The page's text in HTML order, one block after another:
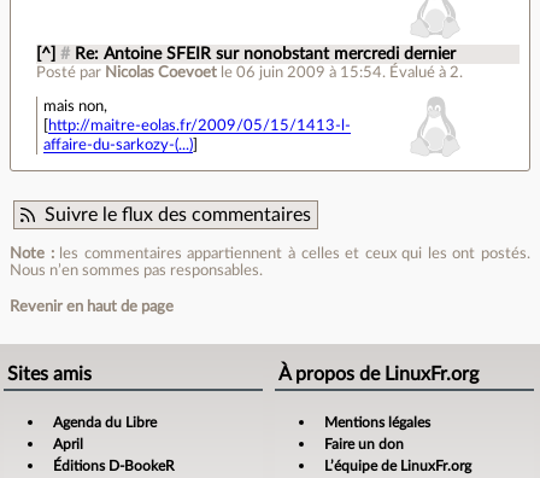
[^] # Re: Antoine SFEIR sur nonobstant mercredi dernier
Posté par Nicolas Coevoet le 06 juin 2009 à 15:54. Évalué à 2.
mais non,
http://maitre-eolas.fr/2009/05/15/1413-l-
affaire-du-sarkozy-(...)]
Suivre le flux des commentaires
Note :les commentaires appartiennent à celles et ceux qui les ont postés.
Nous n’en sommes pas responsables.
Revenir en haut de page
Sites amis
Agenda du Libre
April
Éditions D-BookeR
À propos de LinuxFr.org
Mentions légales
Faire un don
L’équipe de LinuxFr.org